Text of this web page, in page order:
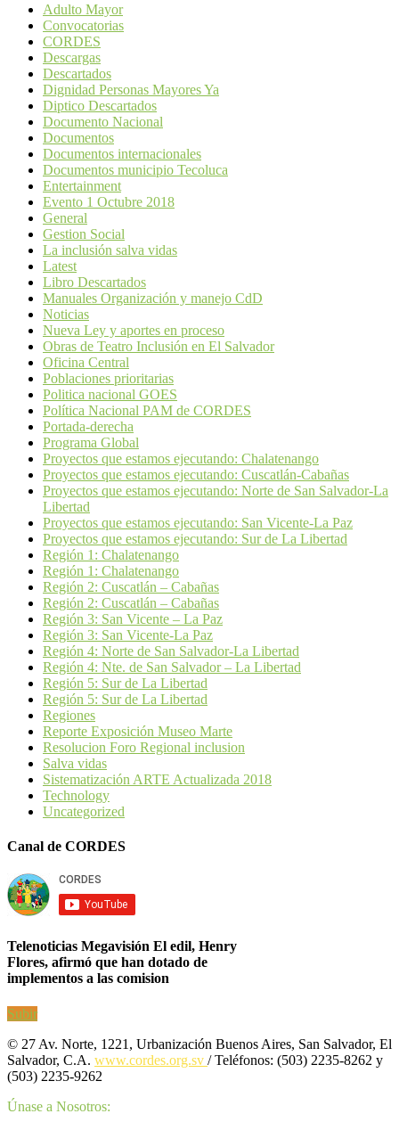
Adulto Mayor
Convocatorias
CORDES
Descargas
Descartados
Dignidad Personas Mayores Ya
Diptico Descartados
Documento Nacional
Documentos
Documentos internacionales
Documentos municipio Tecoluca
Entertainment
Evento 1 Octubre 2018
General
Gestion Social
La inclusión salva vidas
Latest
Libro Descartados
Manuales Organización y manejo CdD
Noticias
Nueva Ley y aportes en proceso
Obras de Teatro Inclusión en El Salvador
Oficina Central
Poblaciones prioritarias
Politica nacional GOES
Política Nacional PAM de CORDES
Portada-derecha
Programa Global
Proyectos que estamos ejecutando: Chalatenango
Proyectos que estamos ejecutando: Cuscatlán-Cabañas
Proyectos que estamos ejecutando: Norte de San Salvador-La
Libertad
Proyectos que estamos ejecutando: San Vicente-La Paz
Proyectos que estamos ejecutando: Sur de La Libertad
Región 1: Chalatenango
Región 1: Chalatenango
Región 2: Cuscatlán – Cabañas
Región 2: Cuscatlán – Cabañas
Región 3: San Vicente – La Paz
Región 3: San Vicente-La Paz
Región 4: Norte de San Salvador-La Libertad
Región 4: Nte. de San Salvador – La Libertad
Región 5: Sur de La Libertad
Región 5: Sur de La Libertad
Regiones
Reporte Exposición Museo Marte
Resolucion Foro Regional inclusion
Salva vidas
Sistematización ARTE Actualizada 2018
Technology
Uncategorized
Canal de CORDES
Telenoticias Megavisión El edil, Henry
Flores, afirmó que han dotado de
implementos a las comision
Subir
© 27 Av. Norte, 1221, Urbanización Buenos Aires, San Salvador, El
Salvador, C.A. www.cordes.org.sv / Teléfonos: (503) 2235-8262 y
(503) 2235-9262
Únase a Nosotros: